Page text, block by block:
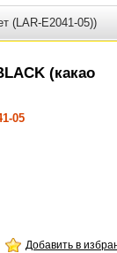
(LAR-E2041-05))
(какао
05
Добавить в